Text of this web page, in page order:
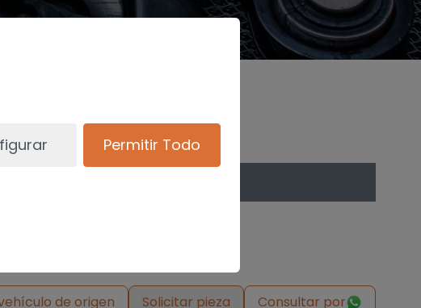
de origen Solicitar pieza Consultar por
Permitir Todo